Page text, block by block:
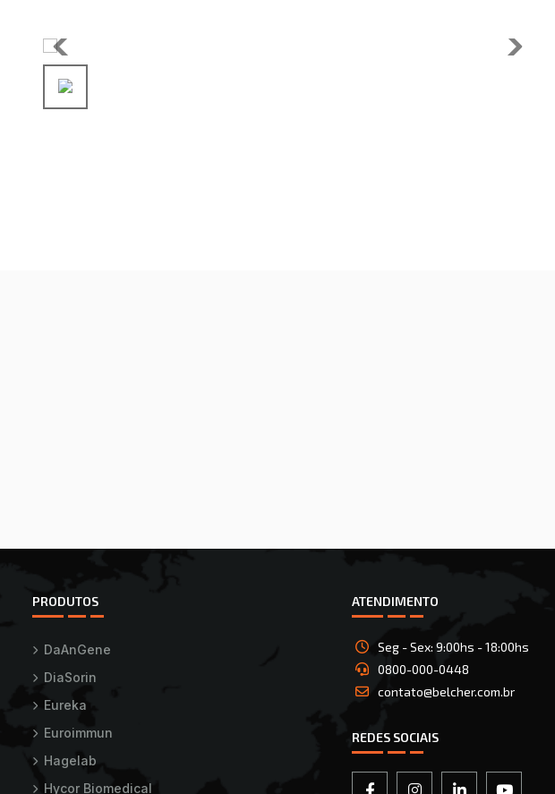
PRODUTOS
DaAnGene
DiaSorin
Eureka
Euroimmun
Hagelab
Hycor Biomedical
ATENDIMENTO
Seg - Sex: 9:00hs - 18:00hs
0800-000-0448
contato@belcher.com.br
REDES SOCIAIS